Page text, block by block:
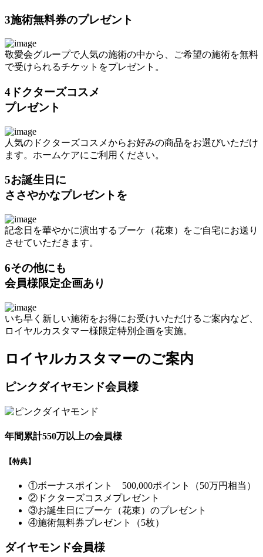
3施術無料券のプレゼント
敬愛会グループで人気の施術の中から、ご希望の施術を無料
で受けられるチケットをプレゼント。
4 ドクターズコスメ
プレゼント
人気のドクターズコスメからお好みの商品をお選びいただけ
ます。ホームケアにご利用ください。
5お誕生日に
ささやかなプレゼントを
記念日を華やかに演出するブーケ（花束）をご自宅にお送り
させていただきます。
6その他にも
会員様限定企画あり
いち早く新しい施術をお得にお受けいただけるご案内など、
ロイヤルカスタマー様限定特別企画を実施。
ロイヤルカスタマーのご案内
ピンクダイヤモンド会員様
年間累計550万以上の会員様
【特典】
①ボーナスポイント 500,000ポイント（50万円相当）
②ドクターズコスメプレゼント
③お誕生日にブーケ（花束）のプレゼント
④施術無料券プレゼント（5枚）
ダイヤモンド会員様